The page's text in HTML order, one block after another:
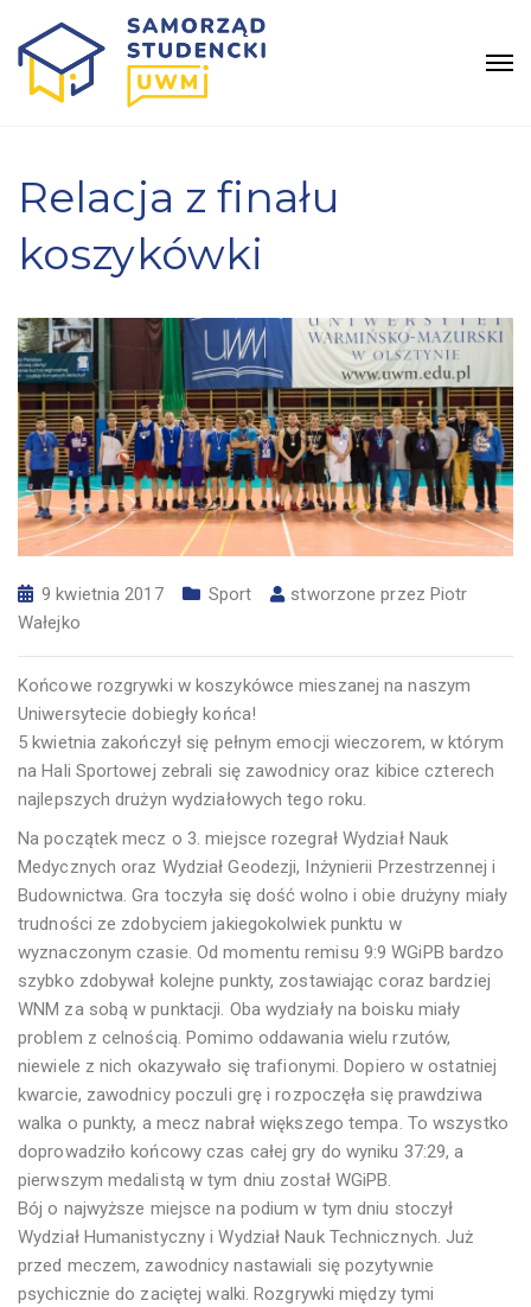
Relacja z finału
koszykówki
9 kwietnia 2017 Sport stworzone przez Piotr
Wałejko
Końcowe rozgrywki w koszykówce mieszanej na naszym
Uniwersytecie dobiegły końca!
5 kwietnia zakończył się pełnym emocji wieczorem, w którym
na Hali Sportowej zebrali się zawodnicy oraz kibice czterech
najlepszych drużyn wydziałowych tego roku.
Na początek mecz o 3. miejsce rozegrał Wydział Nauk
Medycznych oraz Wydział Geodezji, Inżynierii Przestrzennej i
Budownictwa. Gra toczyła się dość wolno i obie drużyny miały
trudności ze zdobyciem jakiegokolwiek punktu w
wyznaczonym czasie. Od momentu remisu 9:9 WGiPB bardzo
szybko zdobywał kolejne punkty, zostawiając coraz bardziej
WNM za sobą w punktacji. Oba wydziały na boisku miały
problem z celnością. Pomimo oddawania wielu rzutów,
niewiele z nich okazywało się trafionymi. Dopiero w ostatniej
kwarcie, zawodnicy poczuli grę i rozpoczęła się prawdziwa
walka o punkty, a mecz nabrał większego tempa. To wszystko
doprowadziło końcowy czas całej gry do wyniku 37:29, a
pierwszym medalistą w tym dniu został WGiPB.
Bój o najwyższe miejsce na podium w tym dniu stoczył
Wydział Humanistyczny i Wydział Nauk Technicznych. Już
przed meczem, zawodnicy nastawiali się pozytywnie
psychicznie do zaciętej walki. Rozgrywki między tymi